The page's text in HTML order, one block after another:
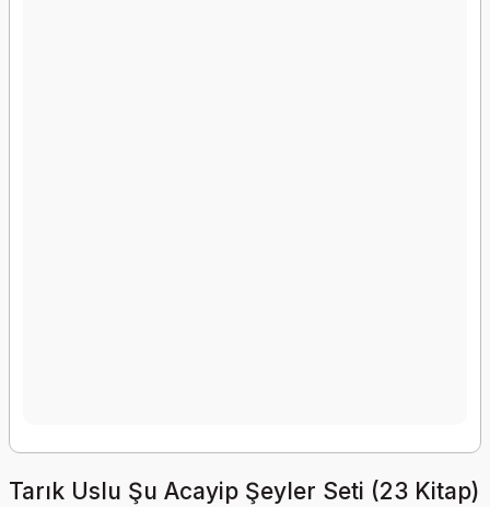
Tarık Uslu Şu Acayip Şeyler Seti (23 Kitap)